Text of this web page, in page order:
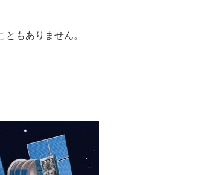
もありません。